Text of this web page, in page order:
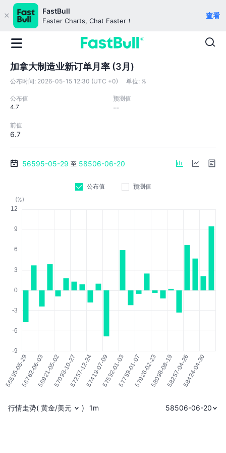
FastBull
Faster Charts, Chat Faster！
查看
加拿大制造业新订单月率 (3月)
公布时间: 2026-05-15 12:30 (UTC +0) 单位: %
公布值
4.7
预测值
--
前值
6.7
56595-05-29 至 58506-06-20
公布值
预测值
(%)
行情走势( 黄金/美元 ) 1m 58506-06-20